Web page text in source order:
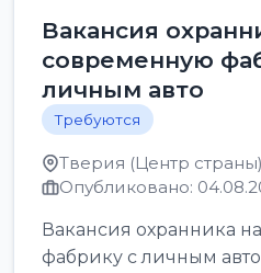
Вакансия
современную
личным авто
Требуются
Тверия (Центр страны)
Опубликовано:
Вакансия охранника
фабрику с личным